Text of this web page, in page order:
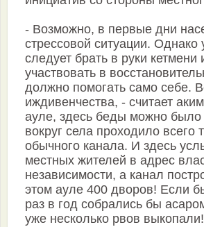
- Возможно, в первые дни
стрессовой ситуации.
следует брать в руки
участвовать в
должно помогать само себе.
иждивенчества, - считает
ауле, здесь беды можно
вокруг села проходило всего
обычного канала. И здесь
местных жителей в адрес
независимости, а канал
этом ауле 400 дворов! Если
раз в год собрались бы
уже несколько рвов выкопали!